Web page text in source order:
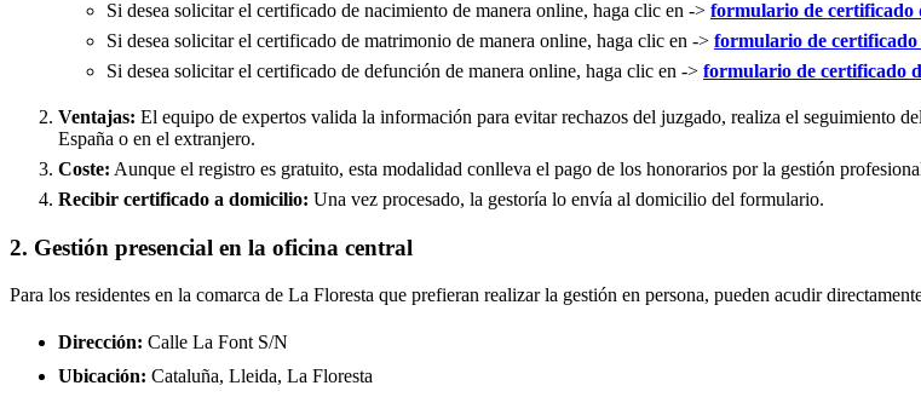
Si desea solicitar el certificado de nacimiento de manera online, haga clic en -> formulario de certificado
Si desea solicitar el certificado de matrimonio de manera online, haga clic en -> formulario de
Si desea solicitar el certificado de defunción de manera online, haga clic en -> formulario de certificado
Ventajas: El equipo de expertos valida la información para evitar rechazos del juzgado, realiza el seguimiento
España o en el extranjero.
Coste: Aunque el registro es gratuito, esta modalidad conlleva el pago de los honorarios por la gestión
Recibir certificado a domicilio: Una vez procesado, la gestoría lo envía al domicilio del formulario.
2. Gestión presencial en la oficina central
Para los residentes en la comarca de La Floresta que prefieran realizar la gestión en persona, pueden acudir
Dirección: Calle La Font S/N
Ubicación: Cataluña, Lleida, La Floresta